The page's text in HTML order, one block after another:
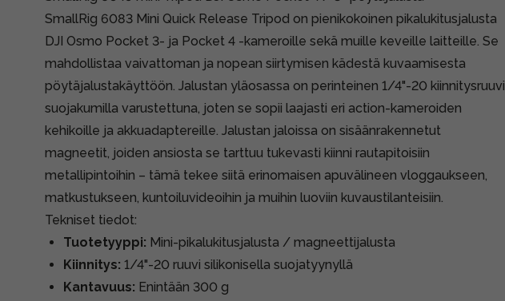
SmallRig 6083 Mini Quick Release Tripod on pienikokoinen pikalukitusjalusta
DJI Osmo Pocket 3- ja Pocket 4 -kameroille sekä muille keveille laitteille. Se
mahdollistaa vaivattoman ja nopean siirtymisen kädestä kuvaamisesta
pöytäjalustakäyttöön. Jalustan yläosassa on perinteinen 1/4"-20 kiinnitysruuvi
suojakumilla varustettuna, joten se sopii laajasti eri action-kameroiden
kehikoille ja akkuadaptereille. Jalustan jaloissa on sisäänrakennetut
magneetit, joiden ansiosta se tarttuu tukevasti kiinni rautapitoisiin
metallipintoihin – tämä tekee siitä erinomaisen apuvälineen vloggaukseen,
matkustukseen, kuntoiluvideoihin ja muihin luoviin kuvaustilanteisiin.
Tekniset tiedot:
Tuotetyyppi: Mini-pikalukitusjalusta / magneettijalusta
Kiinnitys: 1/4"-20 ruuvi silikonisella suojatyynyllä
Kantavuus: Enintään 300 g